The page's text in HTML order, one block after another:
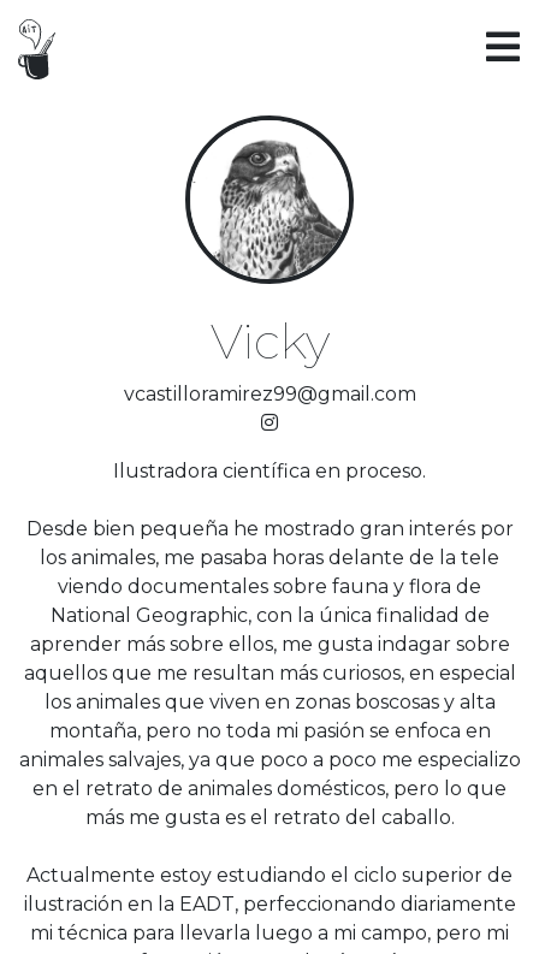
Vicky
vcastilloramirez99@gmail.com
Ilustradora científica en proceso.
Desde bien pequeña he mostrado gran interés por
los animales, me pasaba horas delante de la tele
viendo documentales sobre fauna y flora de
National Geographic, con la única finalidad de
aprender más sobre ellos, me gusta indagar sobre
aquellos que me resultan más curiosos, en especial
los animales que viven en zonas boscosas y alta
montaña, pero no toda mi pasión se enfoca en
animales salvajes, ya que poco a poco me especializo
en el retrato de animales domésticos, pero lo que
más me gusta es el retrato del caballo.
Actualmente estoy estudiando el ciclo superior de
ilustración en la EADT, perfeccionando diariamente
mi técnica para llevarla luego a mi campo, pero mi